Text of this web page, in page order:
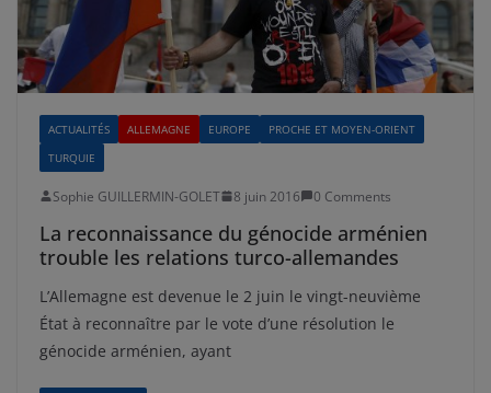
ACTUALITÉS ALLEMAGNE EUROPE
PROCHE ET MOYEN-ORIENT
TURQUIE
Sophie GUILLERMIN-GOLET 8 juin 2016 0 Comments
La reconnaissance du génocide arménien
trouble les relations turco-allemandes
L’Allemagne est devenue le 2 juin le vingt-neuvième
État à reconnaître par le vote d’une résolution le
génocide arménien, ayant